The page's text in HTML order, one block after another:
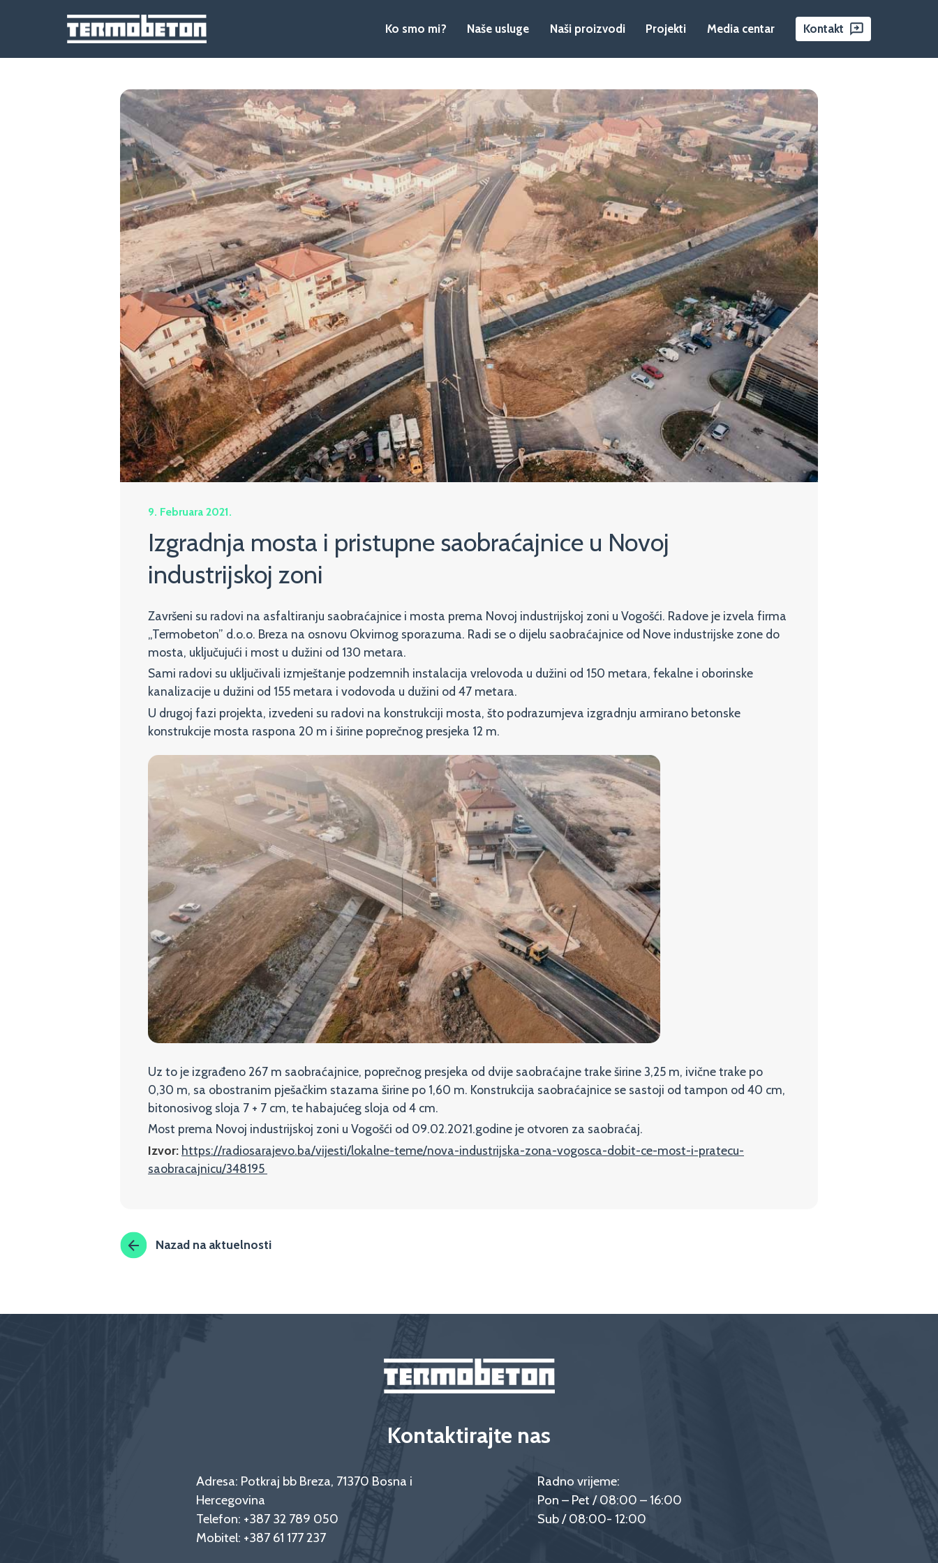
Ko smo mi? Naše usluge Naši proizvodi Projekti Media centar Kontakt
9. Februara 2021.
Izgradnja mosta i pristupne saobraćajnice u Novoj
industrijskoj zoni
Završeni su radovi na asfaltiranju saobraćajnice i mosta prema Novoj industrijskoj zoni u Vogošći. Radove je izvela firma
„Termobeton” d.o.o. Breza na osnovu Okvirnog sporazuma. Radi se o dijelu saobraćajnice od Nove industrijske zone do
mosta, uključujući i most u dužini od 130 metara.
Sami radovi su uključivali izmještanje podzemnih instalacija vrelovoda u dužini od 150 metara, fekalne i oborinske
kanalizacije u dužini od 155 metara i vodovoda u dužini od 47 metara.
U drugoj fazi projekta, izvedeni su radovi na konstrukciji mosta, što podrazumjeva izgradnju armirano betonske
konstrukcije mosta raspona 20 m i širine poprečnog presjeka 12 m.
Uz to je izgrađeno 267 m saobraćajnice, poprečnog presjeka od dvije saobraćajne trake širine 3,25 m, ivične trake po
0,30 m, sa obostranim pješačkim stazama širine po 1,60 m. Konstrukcija saobraćajnice se sastoji od tampon od 40 cm,
bitonosivog sloja 7 + 7 cm, te habajućeg sloja od 4 cm.
Most prema Novoj industrijskoj zoni u Vogošći od 09.02.2021.godine je otvoren za saobraćaj.
Izvor: https://radiosarajevo.ba/vijesti/lokalne-teme/nova-industrijska-zona-vogosca-dobit-ce-most-i-pratecu-
saobracajnicu/348195
Nazad na aktuelnosti
Kontaktirajte nas
Adresa: Potkraj bb Breza, 71370 Bosna i
Hercegovina
Telefon: +387 32 789 050
Mobitel: +387 61 177 237
Radno vrijeme:
Pon – Pet / 08:00 – 16:00
Sub / 08:00- 12:00